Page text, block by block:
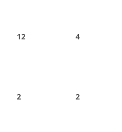
12 4
2 2